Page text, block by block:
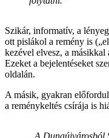
Szikár, informatív, a
ott pislákol a remény is
kezével elvesz, a másikkal
Ezeket a bejelentéseket
oldalán.
A másik, gyakran
a reménykeltés csírája is
„A